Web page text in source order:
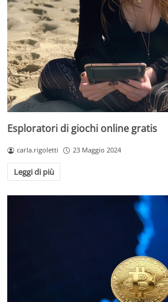
Esploratori di giochi online gratis
carla.rigoletti 23 Maggio 2024
Leggi di più